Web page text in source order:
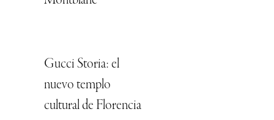
Gucci Storia: el
nuevo templo
cultural de Florencia